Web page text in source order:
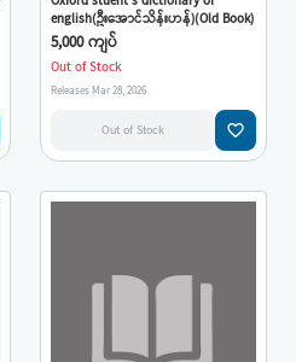
english(ဦးအောင်သိန်းဟန်)(Old Book)
5,000 ကျပ်
Out of Stock
Releases Mar 28, 2026
Out of Stock favorite_border